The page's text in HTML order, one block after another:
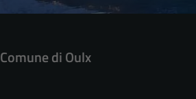
Comune di Oulx